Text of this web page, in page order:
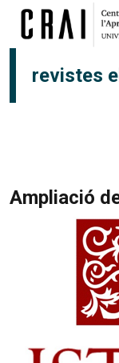
revistes
Ampliació